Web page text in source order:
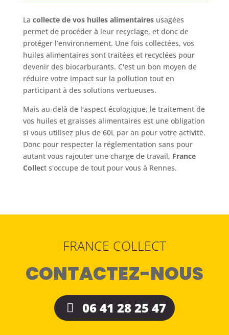
La collecte de vos huiles alimentairesusagées
permet de procéder à leur recyclage, et donc de
protéger l’environnement. Une fois collectées, vos
huiles alimentaires sont traitées et recyclées pour
devenir des biocarburants. C'est un bon moyen de
réduire votre impact sur la pollution tout en
participant à des solutions vertueuses.
Mais au-delà de l'aspect écologique, le traitement de
vos huiles et graisses alimentaires est une obligation
si vous utilisez plus de 60L par an pour votre activité.
Donc pour respecter la réglementation sans pour
autant vous rajouter une charge de travail, France
Collect s'occupe de tout pour vous à Rennes.
FRANCE COLLECT
CONTACTEZ-NOUS
06 41 28 25 47